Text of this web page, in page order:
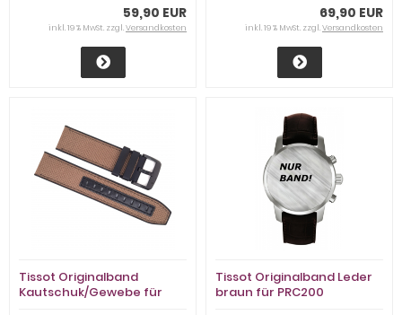
59,90 EUR
inkl. 19 % MwSt. zzgl.Versandkosten
69,90 EUR
inkl. 19 % MwSt. zzgl.Versandkosten
Tissot Originalband
Kautschuk/Gewebe für
Tissot Originalband Leder
braun für PRC200